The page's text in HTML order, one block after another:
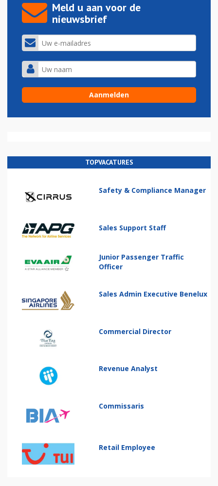
Meld u aan voor de
nieuwsbrief
TOPVACATURES
Safety & Compliance Manager
Sales Support Staff
Junior Passenger Traffic
Officer
Sales Admin Executive Benelux
Commercial Director
Revenue Analyst
Commissaris
Retail Employee